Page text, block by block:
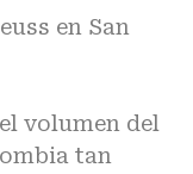
en San
volumen del
tan